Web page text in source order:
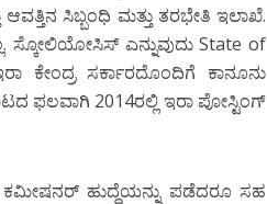
ಆವತ್ತಿನ ಸಿಬ್ಬಂಧಿ ಮತ್ತು ತರಭೇತಿ ಇಲಾಖೆ.
ಸ್ಕೋಲಿಯೋಸಿಸ್ ಎನ್ನುವುದು State of
ಕೇಂದ್ರ ಸರ್ಕಾರದೊಂದಿಗೆ ಕಾನೂನು
ಫಲವಾಗಿ 2014ರಲ್ಲಿ ಇರಾ ಪೋಸ್ಟಿಂಗ್
ಹುದ್ದೆಯನ್ನು ಪಡೆದರೂ ಸಹ